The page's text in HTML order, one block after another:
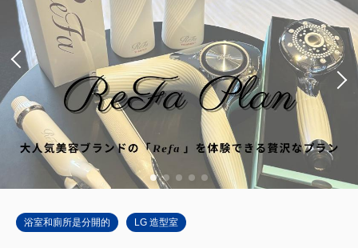
浴室和廁所是分開的 LG 造型室